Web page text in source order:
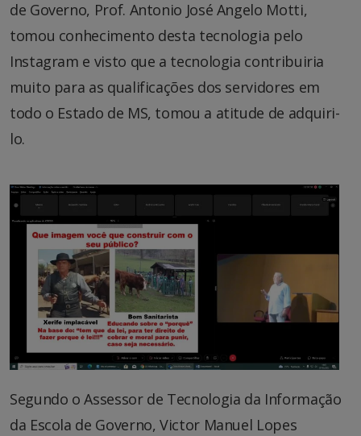
de Governo, Prof. Antonio José Angelo Motti,
tomou conhecimento desta tecnologia pelo
Instagram e visto que a tecnologia contribuiria
muito para as qualificações dos servidores em
todo o Estado de MS, tomou a atitude de adquiri-
lo.
Segundo o Assessor de Tecnologia da Informação
da Escola de Governo, Victor Manuel Lopes